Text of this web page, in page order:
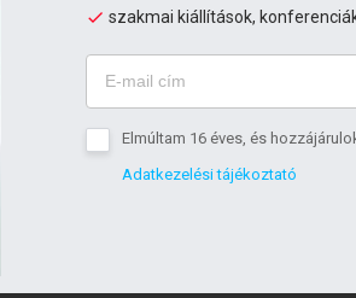
szakmai kiállítások,
Elmúltam 16 éves, és
Adatkezelési tájékoztató